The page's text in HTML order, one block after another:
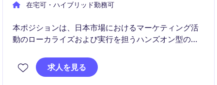
在宅可・ハイブリッド勤務可
本ポジションは、日本市場におけるマーケティング活
動のローカライズおよび実行を担うハンズオン型の役
聴覚医療領域において、KOL連携・イベント・コンテ
求人を見る